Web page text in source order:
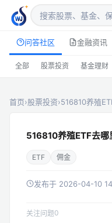
问答社区 金融资讯
全部 股票投资 基金理财
首页›股票投资›516810养殖
516810养殖ETF去哪
ETF 佣金
发布于 2026-04-10
关注问题0